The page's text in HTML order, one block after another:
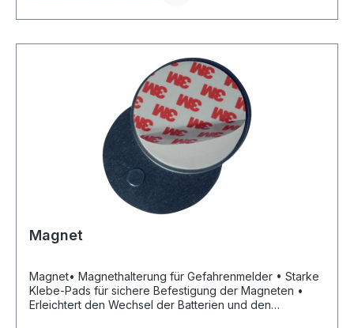
Magnet
Magnet• Magnethalterung für Gefahrenmelder • Starke
Klebe-Pads für sichere Befestigung der Magneten •
Erleichtert den Wechsel der Batterien und den